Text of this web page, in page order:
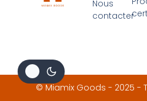
Nous
contacter
© Miamix Goods - 2025 -